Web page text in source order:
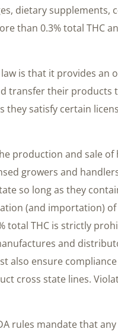
dietary supplements,
than 0.3% total THC
is that it provides an
transfer their products
they satisfy certain
production and sale of
growers and
so long as they
(and importation)
total THC is strictly
and
also ensure
cross state lines.
rules mandate that